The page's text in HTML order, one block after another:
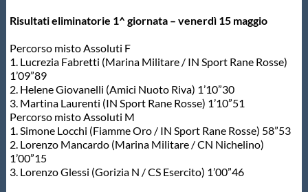
Scuole Nuoto
Propaganda
Centri Federali
Risultati eliminatorie 1^ giornata – venerdì 15 maggio
Percorso misto Assoluti F
1. Lucrezia Fabretti (Marina Militare / IN Sport Rane Rosse)
1’09”89
2. Helene Giovanelli (Amici Nuoto Riva) 1’10”30
3. Martina Laurenti (IN Sport Rane Rosse) 1’10”51
Percorso misto Assoluti M
1. Simone Locchi (Fiamme Oro / IN Sport Rane Rosse) 58”53
2. Lorenzo Mancardo (Marina Militare / CN Nichelino)
1’00”15
3. Lorenzo Glessi (Gorizia N / CS Esercito) 1’00”46